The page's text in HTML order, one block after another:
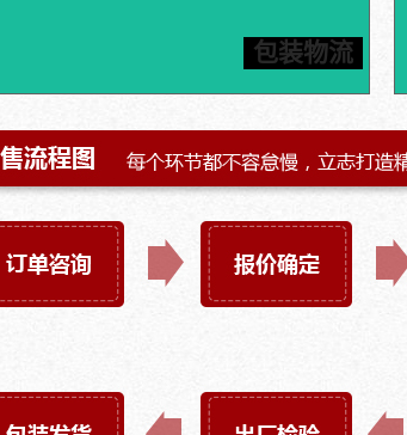
包装物流
纸箱/木箱双重保险，结实耐用，确保产品的运输
保障，为客户提供合理节省的运输方案。